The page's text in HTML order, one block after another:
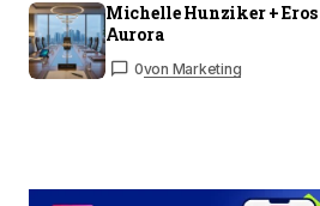
Michelle Hunziker +
Aurora
0von Marketing